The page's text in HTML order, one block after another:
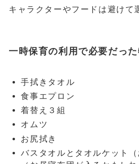
キャラクターやフードは避けて
一時保育の利用で必要だった
手拭きタオル
食事エプロン
着替え３組
オムツ
お尻拭き
バスタオルとタオルケット（